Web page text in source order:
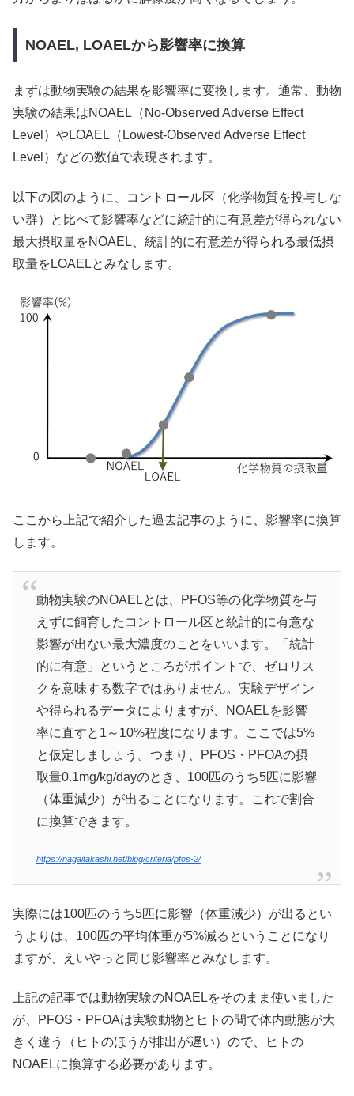
NOAEL, LOAELから影響率に換算
まずは動物実験の結果を影響率に変換します。通常、動物
実験の結果はNOAEL（No-Observed Adverse Effect
Level）やLOAEL（Lowest-Observed Adverse Effect
Level）などの数値で表現されます。
以下の図のように、コントロール区（化学物質を投与しな
い群）と比べて影響率などに統計的に有意差が得られない
最大摂取量をNOAEL、統計的に有意差が得られる最低摂
取量をLOAELとみなします。
ここから上記で紹介した過去記事のように、影響率に換算
します。
動物実験のNOAELとは、PFOS等の化学物質を与
えずに飼育したコントロール区と統計的に有意な
影響が出ない最大濃度のことをいいます。「統計
的に有意」というところがポイントで、ゼロリス
クを意味する数字ではありません。実験デザイン
や得られるデータによりますが、NOAELを影響
率に直すと1～10%程度になります。ここでは5%
と仮定しましょう。つまり、PFOS・PFOAの摂
取量0.1mg/kg/dayのとき、100匹のうち5匹に影響
（体重減少）が出ることになります。これで割合
に換算できます。
https://nagaitakashi.net/blog/criteria/pfos-2/
実際には100匹のうち5匹に影響（体重減少）が出るとい
うよりは、100匹の平均体重が5%減るということになり
ますが、えいやっと同じ影響率とみなします。
上記の記事では動物実験のNOAELをそのまま使いました
が、PFOS・PFOAは実験動物とヒトの間で体内動態が大
きく違う（ヒトのほうが排出が遅い）ので、ヒトの
NOAELに換算する必要があります。